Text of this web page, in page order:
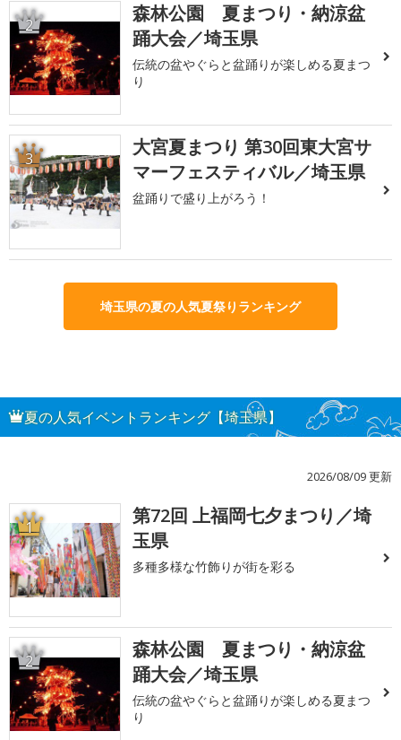
2
森林公園 夏まつり・納涼盆
踊大会／埼玉県
伝統の盆やぐらと盆踊りが楽しめる夏まつ
り
3
大宮夏まつり 第30回東大宮サ
マーフェスティバル／埼玉県
盆踊りで盛り上がろう！
埼玉県の夏の人気夏祭りランキング
夏の人気イベントランキング【埼玉県】
2026/08/09 更新
1
第72回 上福岡七夕まつり／埼
玉県
多種多様な竹飾りが街を彩る
2
森林公園 夏まつり・納涼盆
踊大会／埼玉県
伝統の盆やぐらと盆踊りが楽しめる夏まつ
り